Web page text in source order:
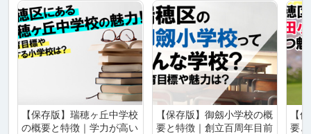
【保存版】瑞穂ヶ丘中学校
の概要と特徴｜学力が高い
【保存版】御劔小学校の概
要と特徴｜創立百周年目前
【
要